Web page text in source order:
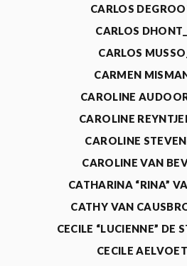
CARLOS
CARLOS
CARLOS
CARMEN
CAROLINE
CAROLINE
CAROLINE
CAROLINE VAN
CATHARINA “RINA”
CATHY VAN
CECILE “LUCIENNE” DE
CECILE